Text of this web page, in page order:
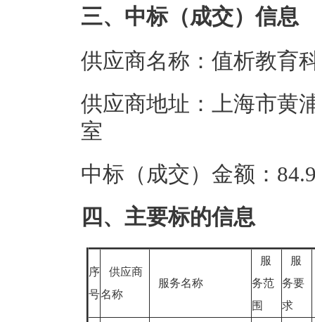
三、中标（成交）信息
供应商名称：值析教育
供应商地址：上海市黄
室
中标（成交）金额：
四、主要标的信息
序
号
供应商
名称
服务名称
服
务范
围
服
务要
求